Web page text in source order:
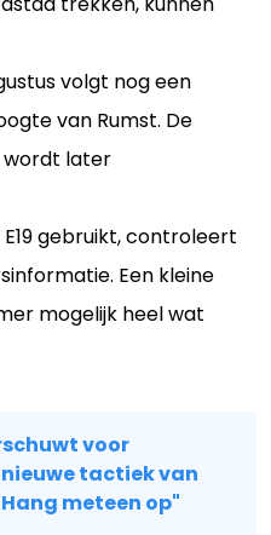
volgt nog een
van Rumst. De
wordt later
gebruikt, controleert
Een kleine
mogelijk heel wat
voor
tactiek van
meteen op"